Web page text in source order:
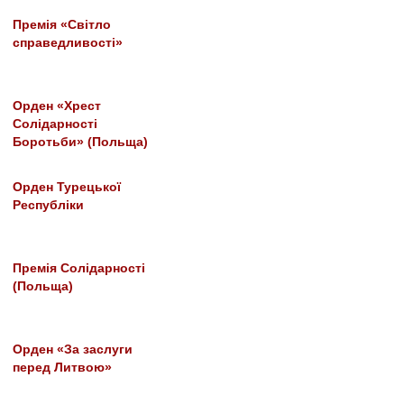
Премія «Світло
справедливості»
Орден «Хрест
Солідарності
Боротьби» (Польща)
Орден Турецької
Республіки
Премія Солідарності
(Польща)
Орден «За заслуги
перед Литвою»